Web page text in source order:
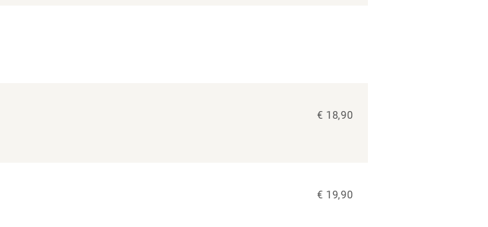
€ 18,90
€ 19,90